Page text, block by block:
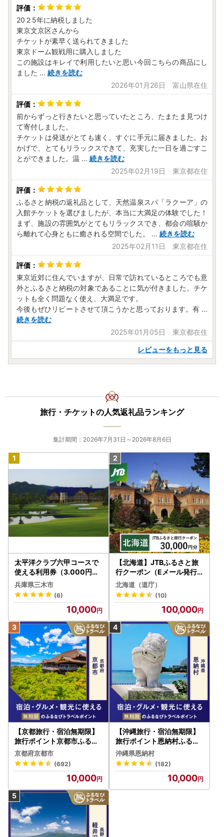
20２5年に納税しました
東京文京区さんから
チケットが素早く送られてきました
東京ドーム観戦用に購入しました
この施設はキレイで利用したいと思い今回こちらの商品にし
ました ... 続きを読む
2026年01月26日 富山県在住
前からずっと行きたいと思っていたところ、たまたま見つけ
て寄付しました。
チケットは発送がとても速く、すぐに手元に届きました。お
かげで、とてもリラックスできて、充実した一日を過ごすこ
とができました。温 ... 続きを読む
2025年02月19日 東京都在住
ふるさと納税の返礼品として、天然温泉スパ「ラクーア」の
入館チケットを選びましたが、本当に大満足の体験でした！
まず、施設の雰囲気がとてもリラックスでき、都会の喧騒か
ら離れて心身ともに癒される空間でした。
... 続きを読む
2025年02月11日 東京都在住
東京近郊に住んでいますが、日常で訪れているところでも意
外とふるさと納税の対象であることに気が付きました。チケ
ットも全く問題なく使え、大満足です。
今後もぜひリピートさせて頂こうかと思っております。有 ...
続きを読む
2025年01月05日 東京都在住
レビューをもっと見る
旅行・チケットの人気返礼品ランキング
集計期間：2026年7月31日～2026年8月6日
太平洋クラブ六甲コースで
使える利用券（3.000円分
）
兵庫県三木市
(6)
10,000
【北海道】JTBふるさと旅
行クーポン（Eメール発行
）30,000円分 旅行 トラベ
ル 宿泊 人気 おすすめ JTB
W030T
北海道（道庁）
(10)
100,000
【京都旅行・宿泊無期限】
旅行ポイント京都市ふるな
びトラベルポイント
京都府京都市
(692)
10,000
【沖縄旅行・宿泊無期限】
旅行ポイント恩納村ふるな
びトラベルポイント
沖縄県恩納村
(182)
10,000